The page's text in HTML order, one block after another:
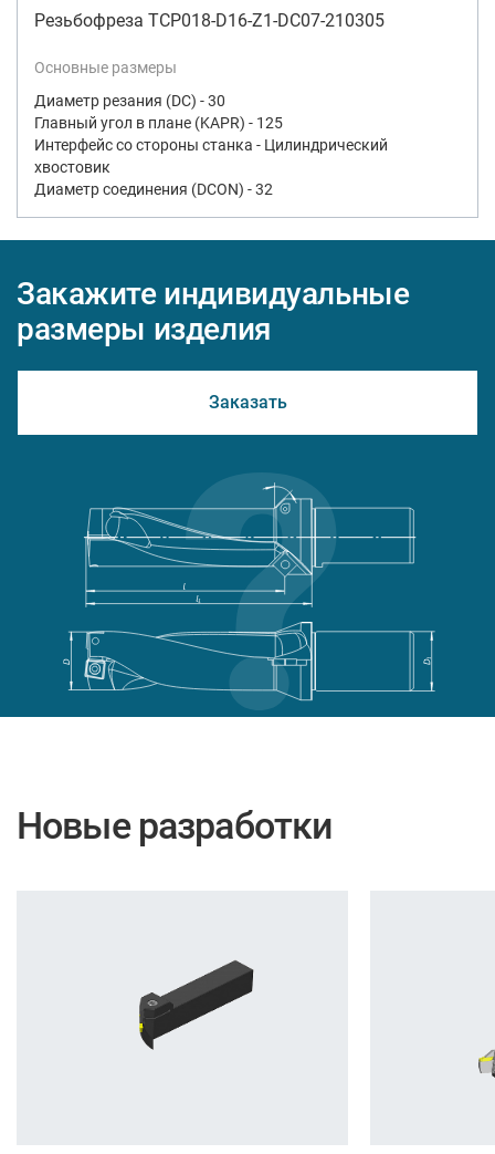
Резьбофреза TCP018-D16-Z1-DC07-210305
Основные размеры
Диаметр резания (DC) - 30
Главный угол в плане (KAPR) - 125
Интерфейс со стороны станка - Цилиндрический
хвостовик
Диаметр соединения (DCON) - 32
Закажите индивидуальные
размеры изделия
Заказать
Новые разработки